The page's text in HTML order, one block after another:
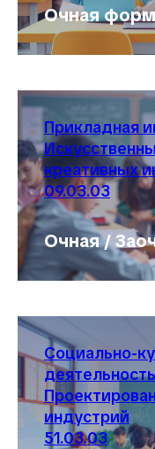
Очная
Прикладная
креативных
09.03.03
Очная /
Социально-
деятельность
индустрий
51.03.03